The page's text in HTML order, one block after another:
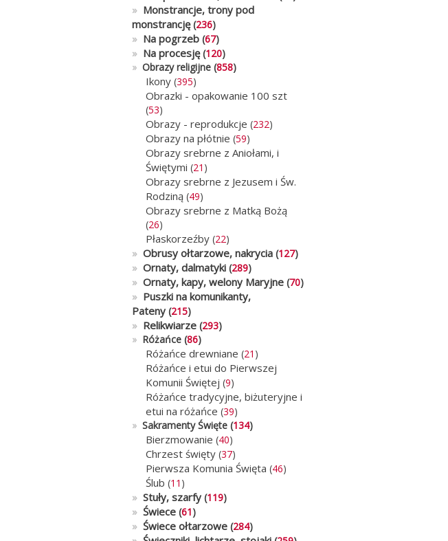
» Monstrancje, trony pod
monstrancję(236)
» Na pogrzeb (67)
» Na procesję(120)
» Obrazy religijne (858)
Ikony (395)
Obrazki - opakowanie 100 szt
(53)
Obrazy - reprodukcje (232)
Obrazy na płótnie (59)
Obrazy srebrne z Aniołami, i
Świętymi (21 )
Obrazy srebrne z Jezusem i Św.
Rodziną (49)
Obrazy srebrne z Matką Bożą
(26)
Płaskorzeźby (22)
» Obrusy ołtarzowe, nakrycia (127)
» Ornaty, dalmatyki (289)
» Ornaty, kapy, welony Maryjne (70)
» Puszki na komunikanty,
Pateny (215)
» Relikwiarze (293)
» Różańce (86)
Różańce drewniane (21 )
Różańce i etui do Pierwszej
Komunii Świętej (9)
Różańce tradycyjne, biżuteryjne i
etui na różańce (39)
» Sakramenty Święte (134)
Bierzmowanie (40)
Chrzest święty (37)
Pierwsza Komunia Święta (46)
Ślub (11 )
» Stuły, szarfy (119)
» Świece (61)
» Świece ołtarzowe (284)